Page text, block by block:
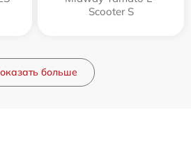
Scooter S
больше